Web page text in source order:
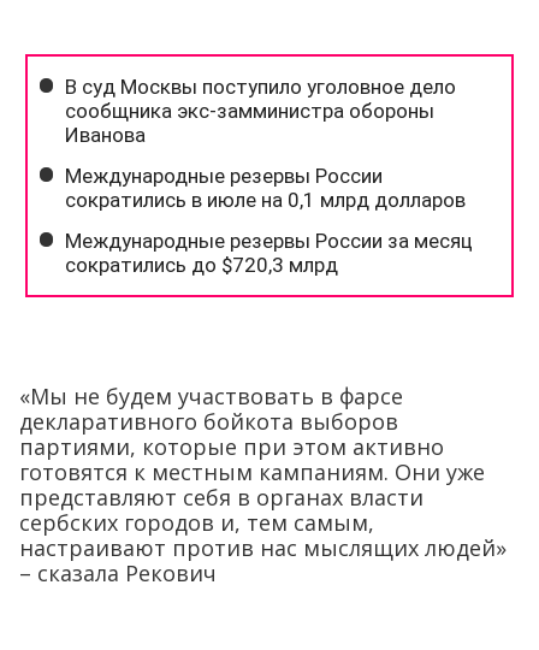
«Мы не будем участвовать в фарсе
декларативного бойкота выборов
партиями, которые при этом активно
готовятся к местным кампаниям. Они уже
представляют себя в органах власти
сербских городов и, тем самым,
настраивают против нас мыслящих людей»
– сказала Рекович